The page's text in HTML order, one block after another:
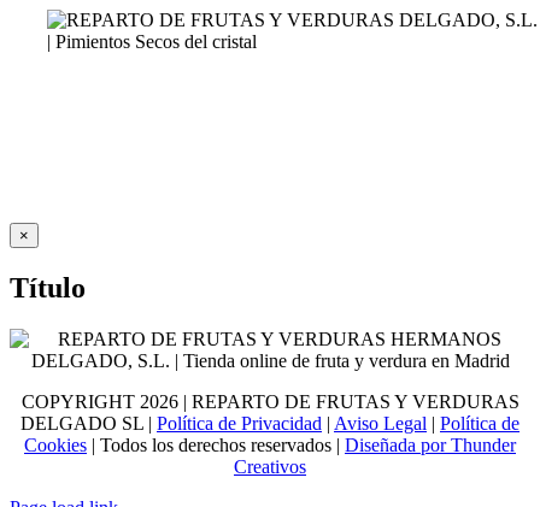
Close
product
view
×
Título
COPYRIGHT 2026 | REPARTO DE FRUTAS Y VERDURAS
DELGADO SL | Política de Privacidad | Aviso Legal | Política de
Cookies | Todos los derechos reservados | Diseñada por Thunder
Creativos